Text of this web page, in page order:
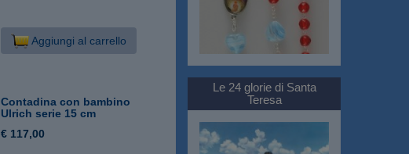
Aggiungi al carrello
Contadina con bambino
Ulrich serie 15 cm
€ 117,00
Le 24 glorie di Santa
Teresa